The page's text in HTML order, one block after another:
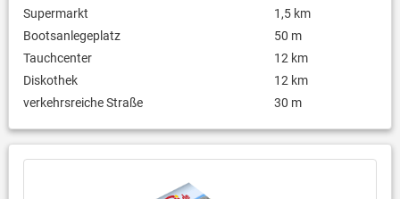
Supermarkt
1,5 km
Bootsanlegeplatz
50 m
Tauchcenter
12 km
Diskothek
12 km
verkehrsreiche Straße
30 m